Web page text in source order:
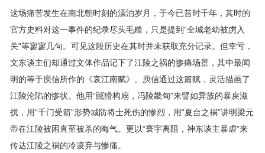
这场痛苦发生在南北朝时刻的漂泊岁月，于今已昔时千年，其时的
官方史料对这一事件的纪录尽头毛糙，只是提到“全城老幼被虏入
关”等寥寥几句。可见这段历史在其时并未获取充分记录。但幸亏，
文东谈主们却通过文体作品记下了江陵之祸的惨痛场景，其中最闻
明的等于庾信所作的《哀江南赋》。庾信通过这篇赋，灵活描画了
江陵沦陷的惨状。他用“嚚猾构扇，冯陵畿甸”来譬如异族的暴戾滋
扰，用“千门受箭”形势城防将士死伤的惨烈，用“夏台之祸”讲明梁元
帝在江陵被困直至被杀的晦气。更以“寰宇离阻，神东谈主暴虐”来
传达江陵之祸的冷凌弃与惨痛。